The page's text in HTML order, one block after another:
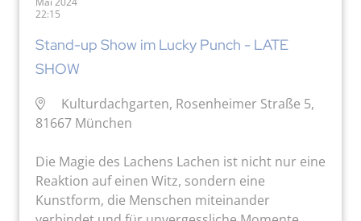
22:15
Stand-up Show im Lucky Punch - LATE
SHOW
Kulturdachgarten, Rosenheimer Straße 5,
81667 München
Die Magie des Lachens Lachen ist nicht nur eine
Reaktion auf einen Witz, sondern eine
Kunstform, die Menschen miteinander